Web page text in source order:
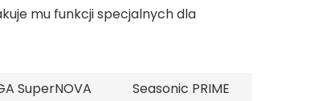
mu funkcji specjalnych dla
SuperNOVA
Seasonic PRIME